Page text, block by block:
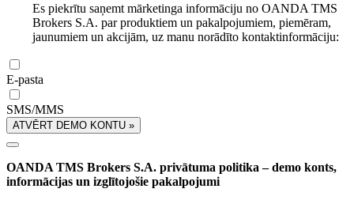
Es piekrītu saņemt mārketinga informāciju no OANDA TMS
Brokers S.A. par produktiem un pakalpojumiem, piemēram,
jaunumiem un akcijām, uz manu norādīto kontaktinformāciju:
E-pasta
SMS/MMS
ATVĒRT DEMO KONTU »
OANDA TMS Brokers S.A. privātuma politika – demo konts,
informācijas un izglītojošie pakalpojumi